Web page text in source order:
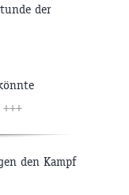
der
+++
den Kampf